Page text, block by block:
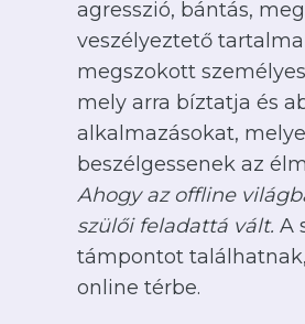
agresszió, bántás,
veszélyeztető
megszokott
mely arra bíztatja és
alkalmazásokat,
beszélgessenek az
Ahogy az offline
szülői feladattá vált. A
támpontot
online térbe.